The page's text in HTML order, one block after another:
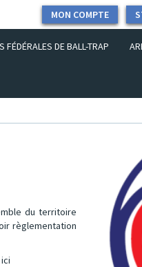
MON COMPTE
FÉDÉRALES DE BALL-TRAP
du territoire
règlementation
ici